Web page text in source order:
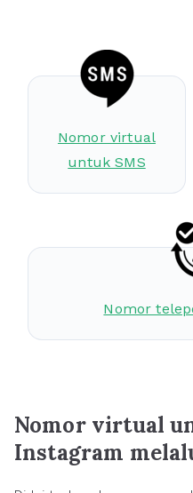
Nomor virtual
untuk SMS
Nomor
Nomor virtual
Instagram